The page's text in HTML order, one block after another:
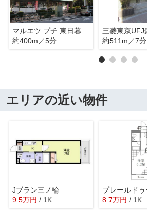
約400m／5分
約511m／7分
エリアの近い物件
Jブラン三ノ輪
9.5万円 / 1K
8.7万円 / 1K